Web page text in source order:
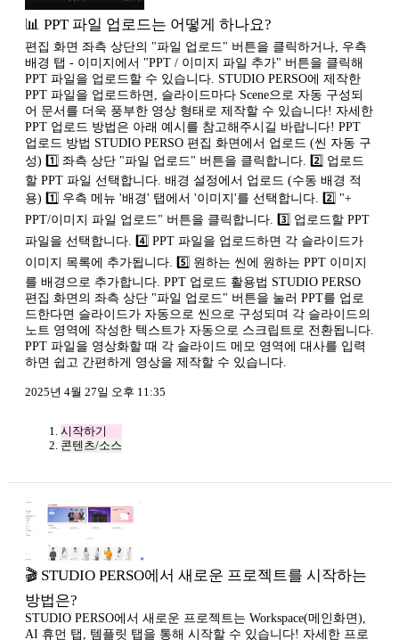
📊 PPT 파일 업로드는 어떻게 하나요?
편집 화면 좌측 상단의 "파일 업로드" 버튼을 클릭하거나, 우측
배경 탭 - 이미지에서 "PPT / 이미지 파일 추가" 버튼을 클릭해
PPT 파일을 업로드할 수 있습니다. STUDIO PERSO에 제작한
PPT 파일을 업로드하면, 슬라이드마다 Scene으로 자동 구성되
어 문서를 더욱 풍부한 영상 형태로 제작할 수 있습니다! 자세한
PPT 업로드 방법은 아래 예시를 참고해주시길 바랍니다! PPT
업로드 방법 STUDIO PERSO 편집 화면에서 업로드 (씬 자동 구
성) 1️⃣ 좌측 상단 "파일 업로드" 버튼을 클릭합니다. 2️⃣ 업로드
할 PPT 파일 선택합니다. 배경 설정에서 업로드 (수동 배경 적
용) 1️⃣ 우측 메뉴 '배경' 탭에서 '이미지'를 선택합니다. 2️⃣ "+
PPT/이미지 파일 업로드" 버튼을 클릭합니다. 3️⃣ 업로드할 PPT
파일을 선택합니다. 4️⃣ PPT 파일을 업로드하면 각 슬라이드가
이미지 목록에 추가됩니다. 5️⃣ 원하는 씬에 원하는 PPT 이미지
를 배경으로 추가합니다. PPT 업로드 활용법 STUDIO PERSO
편집 화면의 좌측 상단 "파일 업로드" 버튼을 눌러 PPT를 업로
드한다면 슬라이드가 자동으로 씬으로 구성되며 각 슬라이드의
노트 영역에 작성한 텍스트가 자동으로 스크립트로 전환됩니다.
PPT 파일을 영상화할 때 각 슬라이드 메모 영역에 대사를 입력
하면 쉽고 간편하게 영상을 제작할 수 있습니다.
2025년 4월 27일 오후 11:35
시작하기
콘텐츠/소스
🎬 STUDIO PERSO에서 새로운 프로젝트를 시작하는
방법은?
STUDIO PERSO에서 새로운 프로젝트는 Workspace(메인화면),
AI 휴먼 탭, 템플릿 탭을 통해 시작할 수 있습니다! 자세한 프로